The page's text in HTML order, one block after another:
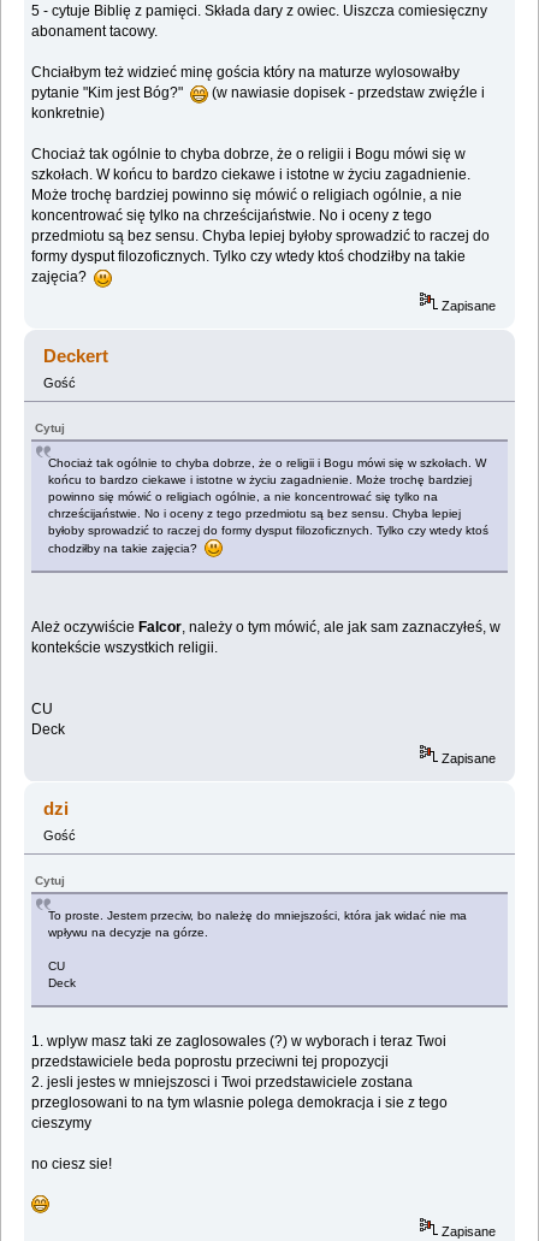
5 - cytuje Biblię z pamięci. Składa dary z owiec. Uiszcza comiesięczny
abonament tacowy.
Chciałbym też widzieć minę gościa który na maturze wylosowałby
pytanie "Kim jest Bóg?"
(w nawiasie dopisek - przedstaw zwięźle i
konkretnie)
Chociaż tak ogólnie to chyba dobrze, że o religii i Bogu mówi się w
szkołach. W końcu to bardzo ciekawe i istotne w życiu zagadnienie.
Może trochę bardziej powinno się mówić o religiach ogólnie, a nie
koncentrować się tylko na chrześcijaństwie. No i oceny z tego
przedmiotu są bez sensu. Chyba lepiej byłoby sprowadzić to raczej do
formy dysput filozoficznych. Tylko czy wtedy ktoś chodziłby na takie
zajęcia?
Zapisane
Deckert
Gość
Cytuj
Chociaż tak ogólnie to chyba dobrze, że o religii i Bogu mówi się w szkołach. W
końcu to bardzo ciekawe i istotne w życiu zagadnienie. Może trochę bardziej
powinno się mówić o religiach ogólnie, a nie koncentrować się tylko na
chrześcijaństwie. No i oceny z tego przedmiotu są bez sensu. Chyba lepiej
byłoby sprowadzić to raczej do formy dysput filozoficznych. Tylko czy wtedy ktoś
chodziłby na takie zajęcia?
Ależ oczywiścieFalcor , należy o tym mówić, ale jak sam zaznaczyłeś, w
kontekście wszystkich religii.
CU
Deck
Zapisane
dzi
Gość
Cytuj
To proste. Jestem przeciw, bo należę do mniejszości, która jak widać nie ma
wpływu na decyzje na górze.
CU
Deck
1. wplyw masz taki ze zaglosowales (?) w wyborach i teraz Twoi
przedstawiciele beda poprostu przeciwni tej propozycji
2. jesli jestes w mniejszosci i Twoi przedstawiciele zostana
przeglosowani to na tym wlasnie polega demokracja i sie z tego
cieszymy
no ciesz sie!
Zapisane